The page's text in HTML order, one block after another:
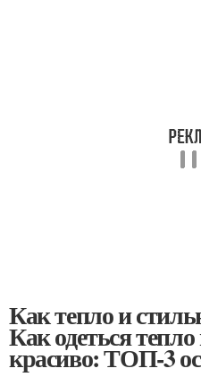
Как тепло и
Как одеться
красиво: ТОП-3